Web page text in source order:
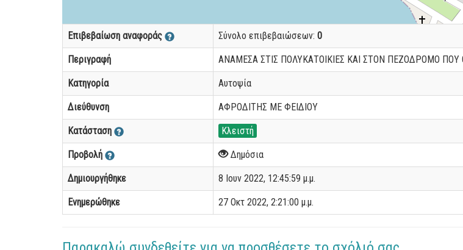
Επιβεβαίωση αναφοράς Σύνολο επιβεβαιώσεων: 0
Περιγραφή ΑΝΑΜΕΣΑ ΣΤΙΣ ΠΟΛΥΚΑΤΟΙΚΙΕΣ ΚΑΙ ΣΤΟΝ ΠΕΖΟΔΡΟΜΟ
Κατηγορία Αυτοψία
Διεύθυνση ΑΦΡΟΔΙΤΗΣ ΜΕ ΦΕΙΔΙΟΥ
Κατάσταση Κλειστή
Προβολή Δημόσια
Δημιουργήθηκε 8 Ιουν 2022, 12:45:59 μ.μ.
Ενημερώθηκε 27 Οκτ 2022, 2:21:00 μ.μ.